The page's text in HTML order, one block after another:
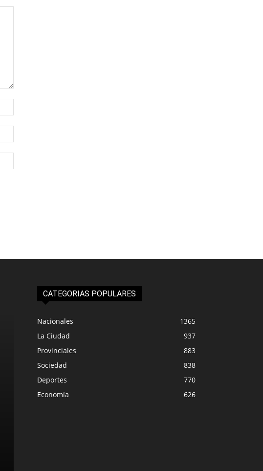
CATEGORIAS POPULARES
Nacionales
1365
La Ciudad
937
Provinciales
883
Sociedad
838
Deportes
770
Economía
626